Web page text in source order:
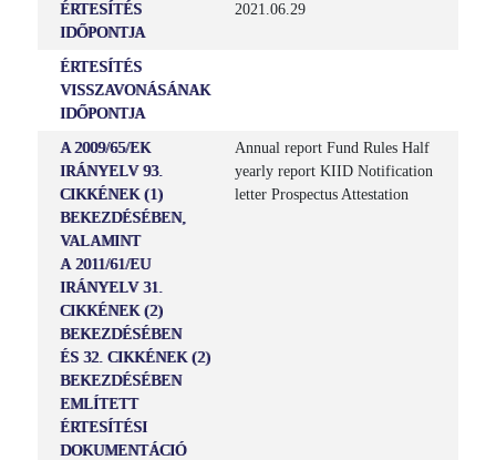
ÉRTESÍTÉS
IDŐPONTJA
2021.06.29
ÉRTESÍTÉS
VISSZAVONÁSÁNAK
IDŐPONTJA
A 2009/65/EK
IRÁNYELV 93.
CIKKÉNEK (1)
BEKEZDÉSÉBEN,
VALAMINT
A 2011/61/EU
IRÁNYELV 31.
CIKKÉNEK (2)
BEKEZDÉSÉBEN
ÉS 32. CIKKÉNEK (2)
BEKEZDÉSÉBEN
EMLÍTETT
ÉRTESÍTÉSI
DOKUMENTÁCIÓ
Annual report Fund Rules Half
yearly report KIID Notification
letter Prospectus Attestation